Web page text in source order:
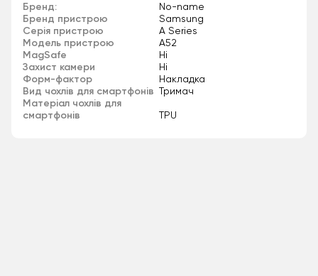
Бренд: No-name
Бренд пристрою Samsung
Серія пристрою A Series
Модель пристрою A52
MagSafe Ні
Захист камери Ні
Форм-фактор Накладка
Вид чохлів для смартфонів Тримач
Матеріал чохлів для
смартфонів
TPU